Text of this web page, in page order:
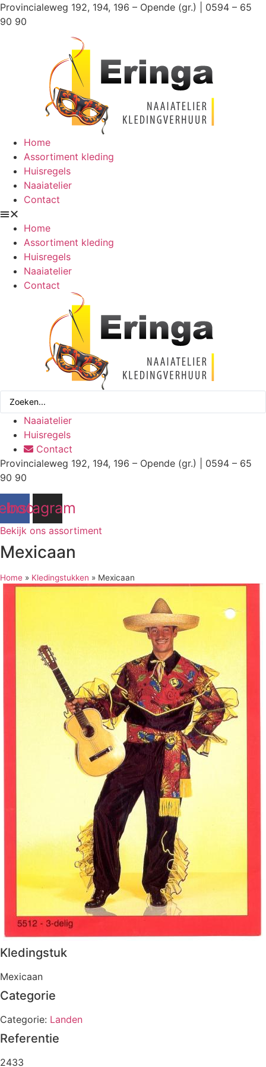
Ga
naar
Provincialeweg 192, 194, 196 – Opende (gr.) | 0594 – 65
90 90
Home
Assortiment kleding
Huisregels
Naaiatelier
Contact
Home
Assortiment kleding
Huisregels
Naaiatelier
Contact
Search
Naaiatelier
Huisregels
Contact
Provincialeweg 192, 194, 196 – Opende (gr.) | 0594 – 65
90 90
Instagram
Bekijk ons assortiment
Mexicaan
Home » Kledingstukken » Mexicaan
Kledingstuk
Mexicaan
Categorie
Categorie: Landen
Referentie
2433